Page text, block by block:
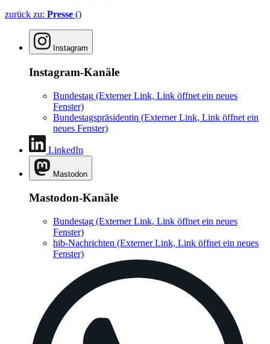
zurück zu: Presse ()
Instagram
Instagram-Kanäle
Bundestag (Externer Link, Link öffnet ein neues
Fenster)
Bundestagspräsidentin (Externer Link, Link öffnet ein
neues Fenster)
LinkedIn
Mastodon
Mastodon-Kanäle
Bundestag (Externer Link, Link öffnet ein neues
Fenster)
hib-Nachrichten (Externer Link, Link öffnet ein neues
Fenster)